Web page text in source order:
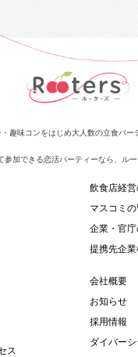
趣味コンをはじめ大人数の立食パー
参加できる恋活パーティーなら、ルー
ス
飲食店経
マスコミ
企業・官
提携先企
会社概要
お知らせ
採用情報
ダイバー